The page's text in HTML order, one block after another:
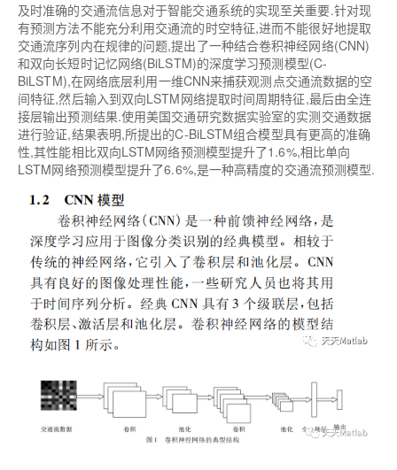
及时准确的交通流信息对于智能交通系统的实现至关重要.针对现
有预测方法不能充分利用交通流的时空特征,进而不能很好地提取
交通流序列内在规律的问题,提出了一种结合卷积神经网络(CNN)
和双向长短时记忆网络(BiLSTM)的深度学习预测模型(C-
BiLSTM),在网络底层利用一维CNN来捕获观测点交通流数据的空
间特征,然后输入到双向LSTM网络提取时间周期特征,最后由全连
接层输出预测结果.使用美国交通研究数据实验室的实测交通数据
进行验证,结果表明,所提出的C-BiLSTM组合模型具有更高的准确
性,其性能相比双向LSTM网络预测模型提升了1.6%,相比单向
LSTM网络预测模型提升了6.6%,是一种高精度的交通流预测模型.